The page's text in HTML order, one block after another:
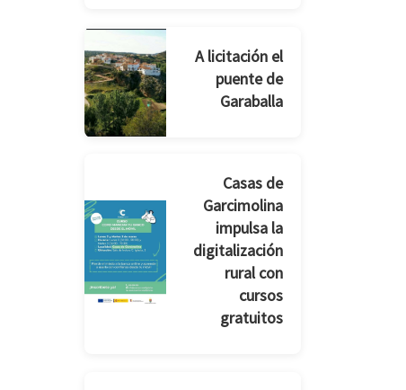
A licitación el
puente de
Garaballa
Casas de
Garcimolina
impulsa la
digitalización
rural con
cursos
gratuitos